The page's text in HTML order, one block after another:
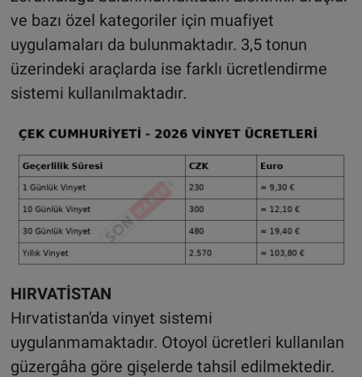
ve bazı özel kategoriler için muafiyet
uygulamaları da bulunmaktadır. 3,5 tonun
üzerindeki araçlarda ise farklı ücretlendirme
sistemi kullanılmaktadır.
HIRVATİSTAN
Hırvatistan'da vinyet sistemi
uygulanmamaktadır. Otoyol ücretleri kullanılan
güzergâha göre gişelerde tahsil edilmektedir.